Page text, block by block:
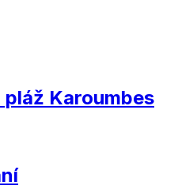
pláž Karoumbes